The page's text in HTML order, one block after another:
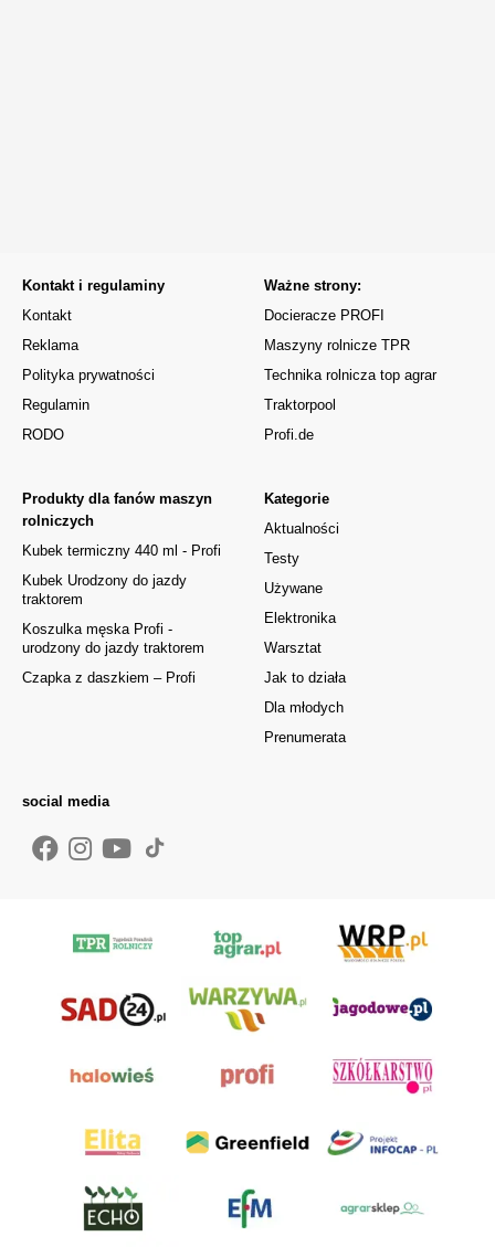
Kontakt i regulaminy
Kontakt
Reklama
Polityka prywatności
Regulamin
RODO
Kategorie
Aktualności
Testy
Używane
Elektronika
Warsztat
Jak to działa
Dla młodych
Prenumerata
Produkty dla fanów maszyn
rolniczych
Kubek termiczny 440 ml - Profi
Kubek Urodzony do jazdy
traktorem
Koszulka męska Profi -
urodzony do jazdy traktorem
Czapka z daszkiem – Profi
Ważne strony:
Docieracze PROFI
Maszyny rolnicze TPR
Technika rolnicza top agrar
Traktorpool
Profi.de
social media